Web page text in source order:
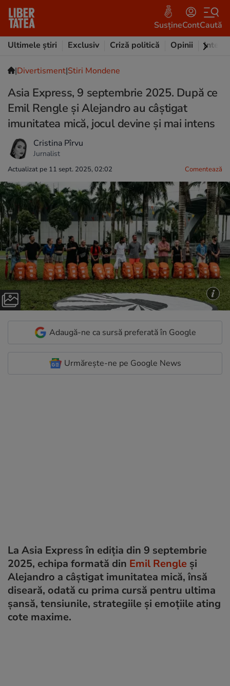
SusțineContCaută
Ultimele știri
Exclusiv Criză politică Opinii
|Divertisment|Stiri Mondene
Asia Express, 9 septembrie 2025. După ce
Emil Rengle și Alejandro au câștigat
imunitatea mică, jocul devine și mai intens
Cristina Pîrvu
Jurnalist
Actualizat pe 11 sept. 2025, 02:02 Comentează
Adaugă-ne ca sursă preferată în Google
Urmărește-ne pe Google News
La Asia Express în ediția din 9 septembrie
2025, echipa formată din Emil Rengle și
Alejandro a câștigat imunitatea mică, însă
diseară, odată cu prima cursă pentru ultima
șansă, tensiunile, strategiile și emoțiile ating
cote maxime.